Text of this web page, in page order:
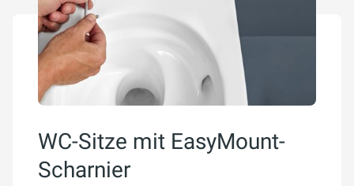
WC-Sitze mit EasyMount-
Scharnier